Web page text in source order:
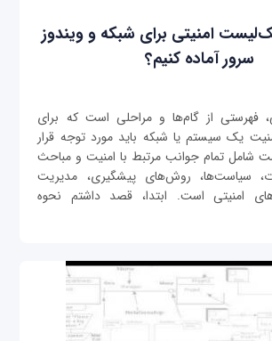
امنیتی برای شبکه و ویندوز
سرور آماده کنیم؟
فهرستی از گام‌ها و مراحلی است که برای
یک سیستم یا شبکه باید مورد توجه قرار
شامل تمام جوانب مرتبط با امنیت و مباحث
سیاست‌ها، روش‌های پیشگیری، مدیریت
امنیتی است. ابتدا، قصد داشتم نحوه